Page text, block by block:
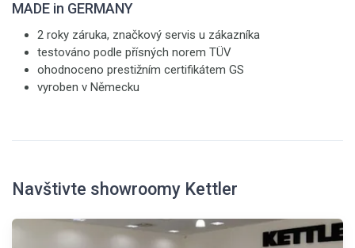
MADE in GERMANY
2 roky záruka, značkový servis u zákazníka
testováno podle přísných norem TÜV
ohodnoceno prestižním certifikátem GS
vyroben v Německu
Navštivte showroomy Kettler